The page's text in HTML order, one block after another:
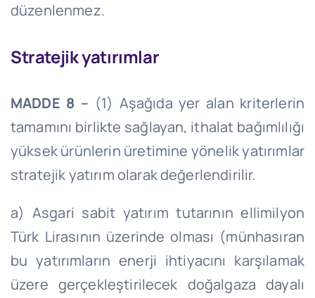
düzenlenmez.
Stratejik yatırımlar
MADDE 8 – (1) Aşağıda yer alan kriterlerin
tamamını birlikte sağlayan, ithalat bağımlılığı
yüksek ürünlerin üretimine yönelik yatırımlar
stratejik yatırım olarak değerlendirilir.
a) Asgari sabit yatırım tutarının ellimilyon
Türk Lirasının üzerinde olması (münhasıran
bu yatırımların enerji ihtiyacını karşılamak
üzere gerçekleştirilecek doğalgaza dayalı